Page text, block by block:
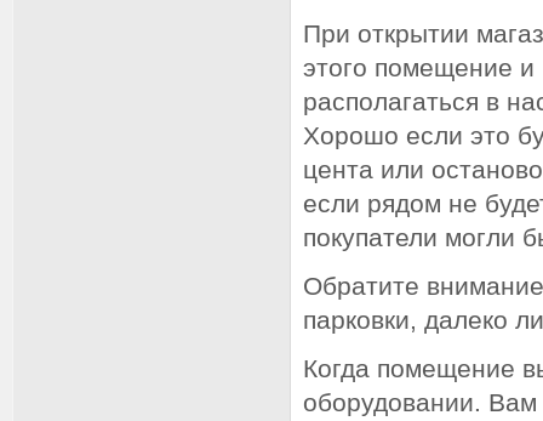
При открытии
этого помещение
располагаться в
Хорошо если это
цента или
если рядом не
покупатели могли
Обратите
парковки, далеко
Когда помещение
оборудовании.